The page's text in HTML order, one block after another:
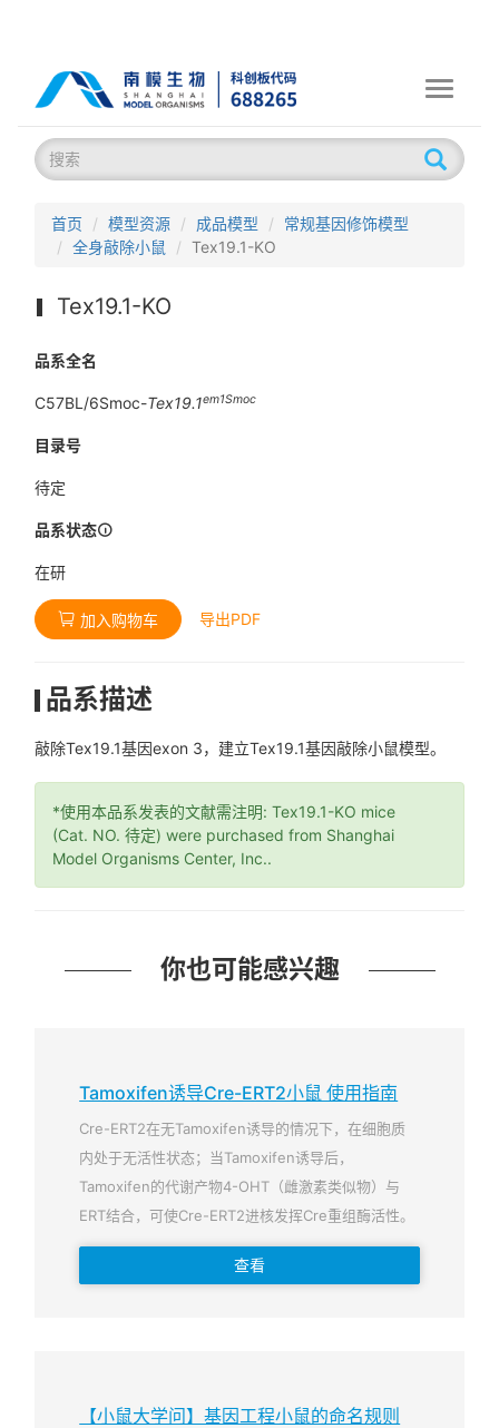
Toggle
首页 模型资源 成品模型
常规基因修饰模型
全身敲除小鼠
Tex19.1-KO
Tex19.1-KO
品系全名
C57BL/6Smoc-Tex19.1em1Smoc
目录号
待定
品系状态
在研
加入购物车 导出PDF
品系描述
敲除Tex19.1基因exon 3，建立Tex19.1基因敲除小鼠模型。
*使用本品系发表的文献需注明: Tex19.1-KO mice
(Cat. NO. 待定) were purchased from Shanghai
Model Organisms Center, Inc..
你也可能感兴趣
Tamoxifen诱导Cre-ERT2小鼠 使用指南
Cre-ERT2在无Tamoxifen诱导的情况下，在细胞质
内处于无活性状态；当Tamoxifen诱导后，
Tamoxifen的代谢产物4-OHT（雌激素类似物）与
ERT结合，可使Cre-ERT2进核发挥Cre重组酶活性。
查看
【小鼠大学问】基因工程小鼠的命名规则